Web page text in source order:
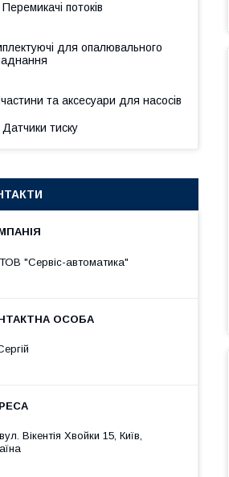
Перемикачі потоків
для опалювального
та аксесуари для насосів
Датчики тиску
ТОВ "Сервіс-автоматика"
вул. Вікентія Хвойки 15, Київ,